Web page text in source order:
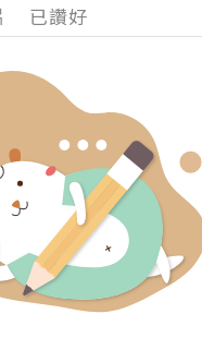
已讚好